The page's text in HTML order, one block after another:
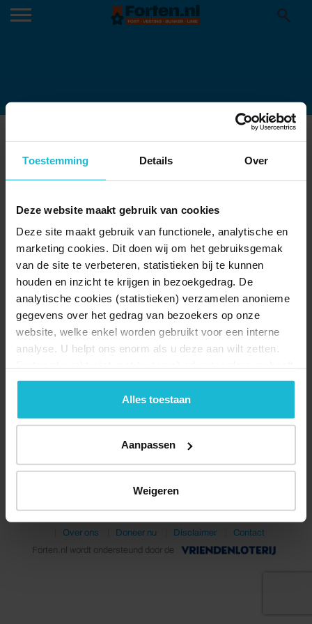
Toestemming Details Over
Deze website maakt gebruik van cookies
Deze site maakt gebruik van functionele, analytische en
marketing cookies. Dit doen wij om het gebruiksgemak
van de site te verbeteren, statistieken bij te kunnen
houden en inzicht te krijgen in bezoekgedrag. De
analytische cookies (statistieken) verzamelen anonieme
gegevens over het gedrag van bezoekers op onze
website, welke enkel worden gebruikt voor een interne
analyse. U helpt ons enorm als u deze aan wilt zetten.
geen commerciële doelstelling. U kunt deze cookies via
de knoppen accepteren, beheren of weigeren.
Alles toestaan
Aanpassen
Weigeren
Over ons
Doneer nu Disclaimer
Contact
Forten.nl wordt ondersteund door de